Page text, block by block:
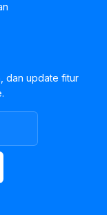
dan update fitur